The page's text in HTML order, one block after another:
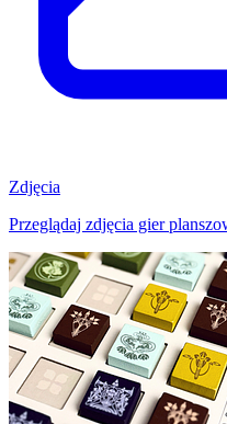
Zdjęcia
Przeglądaj zdjęcia gier